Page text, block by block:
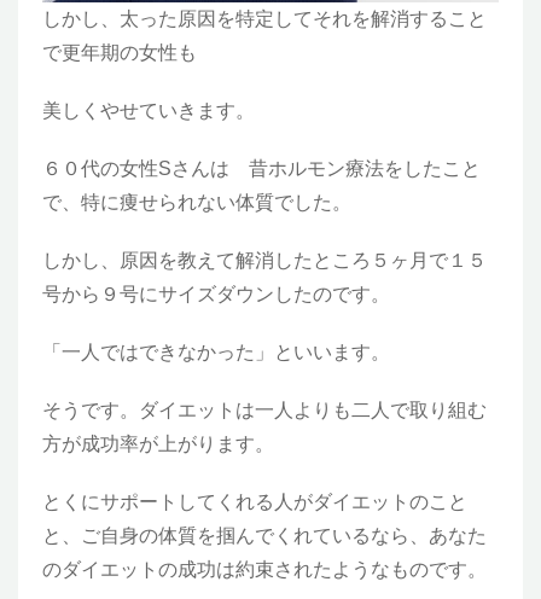
しかし、太った原因を特定してそれを解消すること
で更年期の女性も
美しくやせていきます。
６０代の女性Sさんは 昔ホルモン療法をしたこと
で、特に痩せられない体質でした。
しかし、原因を教えて解消したところ５ヶ月で１５
号から９号にサイズダウンしたのです。
「一人ではできなかった」といいます。
そうです。ダイエットは一人よりも二人で取り組む
方が成功率が上がります。
とくにサポートしてくれる人がダイエットのこと
と、ご自身の体質を掴んでくれているなら、あなた
のダイエットの成功は約束されたようなものです。